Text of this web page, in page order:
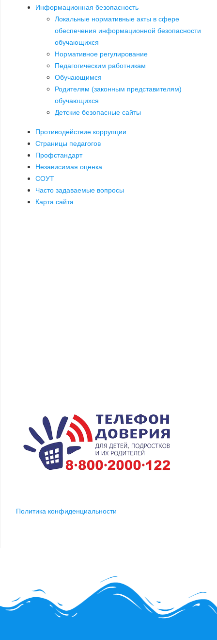
Информационная безопасность
Локальные нормативные акты в сфере
обеспечения информационной безопасности
обучающихся
Нормативное регулирование
Педагогическим работникам
Обучающимся
Родителям (законным представителям)
обучающихся
Детские безопасные сайты
Противодействие коррупции
Страницы педагогов
Профстандарт
Независимая оценка
СОУТ
Часто задаваемые вопросы
Карта сайта
Политика конфиденциальности